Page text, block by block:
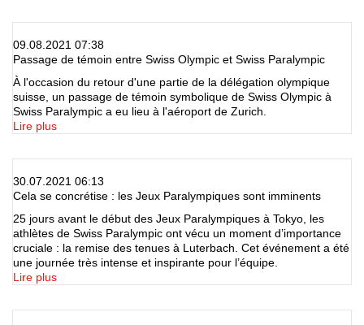
09.08.2021 07:38
Passage de témoin entre Swiss Olympic et Swiss Paralympic
À l'occasion du retour d'une partie de la délégation olympique
suisse, un passage de témoin symbolique de Swiss Olympic à
Swiss Paralympic a eu lieu à l'aéroport de Zurich.
Lire plus
30.07.2021 06:13
Cela se concrétise : les Jeux Paralympiques sont imminents
25 jours avant le début des Jeux Paralympiques à Tokyo, les
athlètes de Swiss Paralympic ont vécu un moment d’importance
cruciale : la remise des tenues à Luterbach. Cet événement a été
une journée très intense et inspirante pour l’équipe.
Lire plus